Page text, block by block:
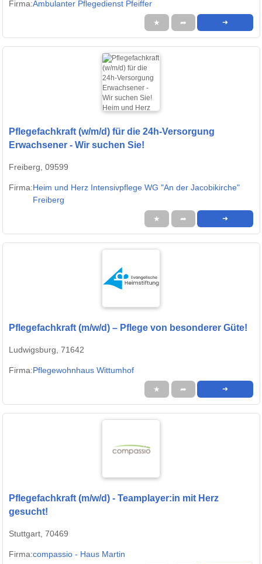
Firma:Ambulanter Pflegedienst Pfeiffer
★ ➦ ➜
Pflegefachkraft (w/m/d) für die 24h-Versorgung
Erwachsener - Wir suchen Sie!
Freiberg, 09599
Firma:Heim und Herz Intensivpflege WG "An der Jacobikirche"
Freiberg
★ ➦ ➜
Pflegefachkraft (m/w/d) – Pflege von besonderer Güte!
Ludwigsburg, 71642
Firma:Pflegewohnhaus Wittumhof
★ ➦ ➜
Pflegefachkraft (m/w/d) - Teamplayer:in mit Herz
gesucht!
Stuttgart, 70469
Firma:compassio - Haus Martin